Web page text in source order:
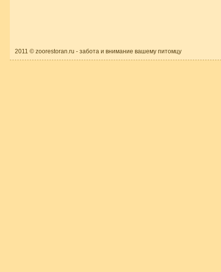
2011 © zoorestoran.ru - забота и внимание вашему питомцу